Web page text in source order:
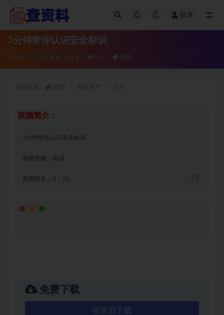
登录
3分钟带你认识安全标识
安全生产 6 年前 0 4.3K 免费
视频简介：
3分钟带你认识安全标识
视频质量：高清
视频时长：3：53
免费下载
登录后下载